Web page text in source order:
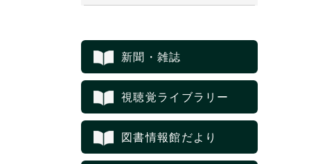
新聞・雑誌
視聴覚ライブラリー
図書情報館だより